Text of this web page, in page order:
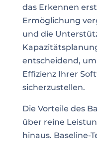
das Erkennen
Ermöglichung
und die
entscheidend,
Effizienz Ihrer
sicherzustellen.
Die Vorteile des
über reine
hinaus. Baseline-